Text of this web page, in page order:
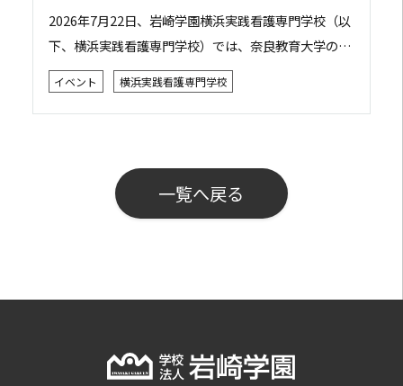
実践看護専門学校で特別講義を開催
2026年7月22日、岩崎学園横浜実践看護専門学校（以
下、横浜実践看護専門学校）では、奈良教育大学の笠
次良爾先生をお招きし、「災害現場やスポーツ現場で
の判断力・対応力を学ぶ ～熱中症～」をテー...
イベント 横浜実践看護専門学校
一覧へ戻る